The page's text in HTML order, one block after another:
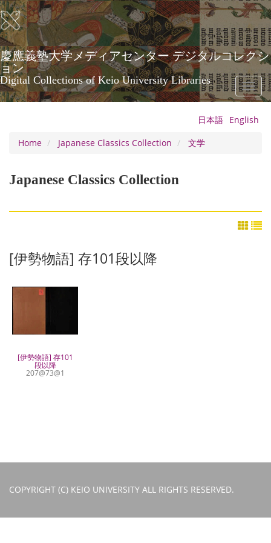
Skip
to
main
content
慶應義塾大学メディアセンター デジタルコレクシ
ョン
Digital Collections of Keio University Libraries
Toggle
日本語 English
Home
Japanese Classics Collection 文学
Japanese Classics Collection
[伊勢物語] 存101段以降
[伊勢物語] 存101
段以降
207@73@1
COPYRIGHT (C) KEIO UNIVERSITY ALL RIGHTS RESERVED.